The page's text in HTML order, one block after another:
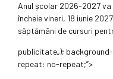
Anul școlar 2026-2027
încheie vineri, 18 iunie
săptămâni de cursuri
publicitate„);
repeat: no-repeat;”>